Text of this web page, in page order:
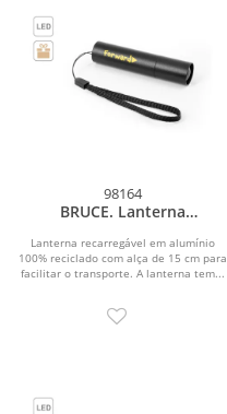
98164
BRUCE. Lanterna
100% reciclado com ponta
extensível de 30 mm
Lanterna recarregável em alumínio
100% reciclado com alça de 15 cm para
facilitar o transporte. A lanterna tem...